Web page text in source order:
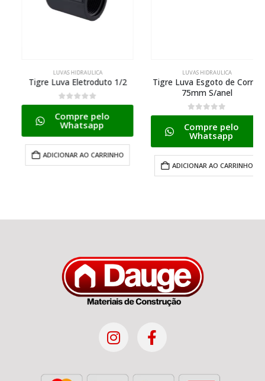
LUVAS HIDRAULICA
Tigre Luva Eletroduto 1/2
0de 5
Compre pelo
Whatsapp
ADICIONAR AO CARRINHO
LUVAS HIDRAULICA
Tigre Luva Esgoto de Correr
75mm S/anel
0de 5
Compre pelo
Whatsapp
ADICIONAR AO CARRINHO